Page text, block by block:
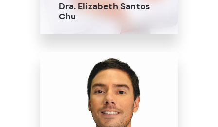
Dra. Elizabeth Santos
Chu